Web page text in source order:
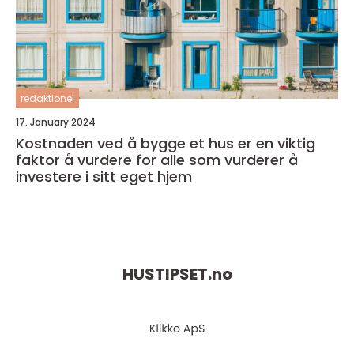
redaktionel
17. January 2024
Kostnaden ved å bygge et hus er en viktig
faktor å vurdere for alle som vurderer å
investere i sitt eget hjem
HUSTIPSET.no